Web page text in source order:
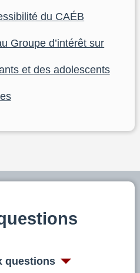
du CAÉB
Groupe d’intérêt sur
et des adolescents
questions